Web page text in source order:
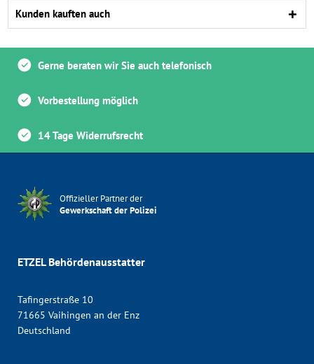
Kunden kauften auch
Gerne beraten wir Sie auch telefonisch
Vorbestellung möglich
14 Tage Widerrufsrecht
Offizieller Partner der
Gewerkschaft der Polizei
ETZEL Behördenausstatter
Tafingerstraße 10
71665 Vaihingen an der Enz
Deutschland